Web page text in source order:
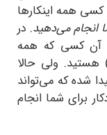
کسی همه اینکارها
انجام می‌دهید. در
آن کسی که همه
هستید. ولی حالا
شده که می‌تواند
برای شما انجام